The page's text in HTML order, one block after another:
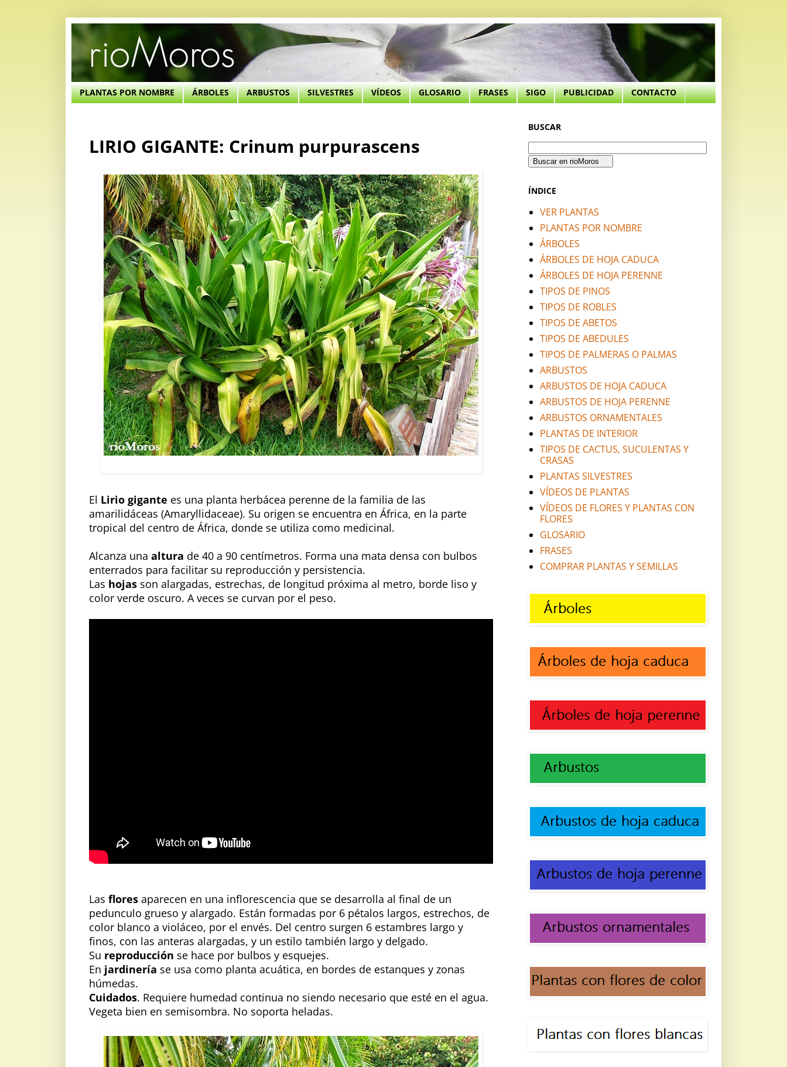
PLANTAS POR NOMBRE ÁRBOLES ARBUSTOS SILVESTRES VÍDEOS GLOSARIO FRASES SIGO PUBLICIDAD CONTACTO
LIRIO GIGANTE: Crinum purpurascens
El Lirio gigante es una planta herbácea perenne de la familia de las
amarilidáceas (Amaryllidaceae). Su origen se encuentra en África, en la parte
tropical del centro de África, donde se utiliza como medicinal.
Alcanza una altura de 40 a 90 centímetros. Forma una mata densa con bulbos
enterrados para facilitar su reproducción y persistencia.
Las hojas son alargadas, estrechas, de longitud próxima al metro, borde liso y
color verde oscuro. A veces se curvan por el peso.
Las flores aparecen en una inflorescencia que se desarrolla al final de un
pedunculo grueso y alargado. Están formadas por 6 pétalos largos, estrechos, de
color blanco a violáceo, por el envés. Del centro surgen 6 estambres largo y
finos, con las anteras alargadas, y un estilo también largo y delgado.
Su reproducción se hace por bulbos y esquejes.
En jardinería se usa como planta acuática, en bordes de estanques y zonas
húmedas.
Cuidados. Requiere humedad continua no siendo necesario que esté en el agua.
Vegeta bien en semisombra. No soporta heladas.
BUSCAR
ÍNDICE
VER PLANTAS
PLANTAS POR NOMBRE
ÁRBOLES
ÁRBOLES DE HOJA CADUCA
ÁRBOLES DE HOJA PERENNE
TIPOS DE PINOS
TIPOS DE ROBLES
TIPOS DE ABETOS
TIPOS DE ABEDULES
TIPOS DE PALMERAS O PALMAS
ARBUSTOS
ARBUSTOS DE HOJA CADUCA
ARBUSTOS DE HOJA PERENNE
ARBUSTOS ORNAMENTALES
PLANTAS DE INTERIOR
TIPOS DE CACTUS, SUCULENTAS Y
CRASAS
PLANTAS SILVESTRES
VÍDEOS DE PLANTAS
VÍDEOS DE FLORES Y PLANTAS CON
FLORES
GLOSARIO
FRASES
COMPRAR PLANTAS Y SEMILLAS